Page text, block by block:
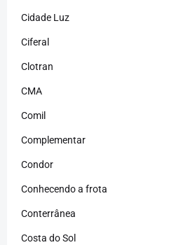
Cidade Luz
Ciferal
Clotran
CMA
Comil
Complementar
Condor
Conhecendo a frota
Conterrânea
Costa do Sol